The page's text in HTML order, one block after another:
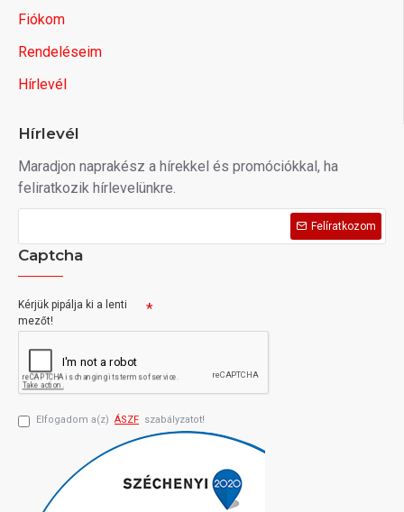
Fiókom
Rendeléseim
Hírlevél
Hírlevél
Maradjon naprakész a hírekkel és promóciókkal, ha
feliratkozik hírlevelünkre.
Felíratkozom
Captcha
Kérjük pipálja ki a lenti
mezőt!
Elfogadom a(z) ÁSZF szabályzatot!